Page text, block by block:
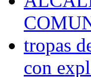
tropas
con